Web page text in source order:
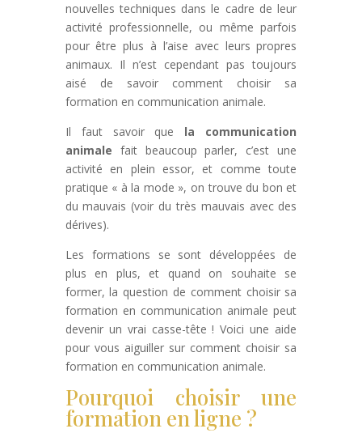
nouvelles techniques dans le cadre de leur
activité professionnelle, ou même parfois
pour être plus à l’aise avec leurs propres
animaux. Il n’est cependant pas toujours
aisé de savoir comment choisir sa
formation en communication animale.
Il faut savoir que la communication
animale fait beaucoup parler, c’est une
activité en plein essor, et comme toute
pratique « à la mode », on trouve du bon et
du mauvais (voir du très mauvais avec des
dérives).
Les formations se sont développées de
plus en plus, et quand on souhaite se
former, la question de comment choisir sa
formation en communication animale peut
devenir un vrai casse-tête ! Voici une aide
pour vous aiguiller sur comment choisir sa
formation en communication animale.
Pourquoi choisir une
formation en ligne ?